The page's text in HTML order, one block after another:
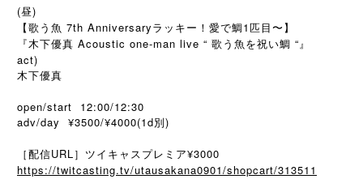
(昼)
【歌う魚 7th Anniversaryラッキー！愛で鯛1匹目〜】
『木下優真 Acoustic one-man live “ 歌う魚を祝い鯛 “』
act)
木下優真
open/start 12:00/12:30
adv/day ¥3500/¥4000(1d別)
［配信URL］ツイキャスプレミア¥3000
https://twitcasting.tv/utausakana0901/shopcart/313511